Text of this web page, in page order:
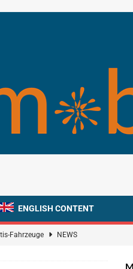
ENGLISH CONTENT
Fahrzeuge NEWS